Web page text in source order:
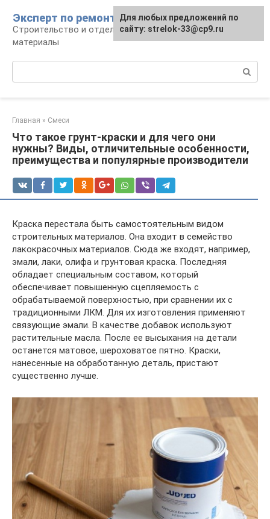
контенту
Эксперт по ремонту
Строительство и отделка: работы и
материалы
Главная » Смеси
Что такое грунт-краски и для чего они
нужны? Виды, отличительные особенности,
преимущества и популярные производители
Краска перестала быть самостоятельным видом
строительных материалов. Она входит в семейство
лакокрасочных материалов. Сюда же входят, например,
эмали, лаки, олифа и грунтовая краска. Последняя
обладает специальным составом, который
обеспечивает повышенную сцепляемость с
обрабатываемой поверхностью, при сравнении их с
традиционными ЛКМ. Для их изготовления применяют
связующие эмали. В качестве добавок используют
растительные масла. После ее высыхания на детали
останется матовое, шероховатое пятно. Краски,
нанесенные на обработанную деталь, пристают
существенно лучше.
Для любых предложений по
сайту: strelok-33@cp9.ru
Для любых предложений по
сайту: strelok-33@cp9.ru